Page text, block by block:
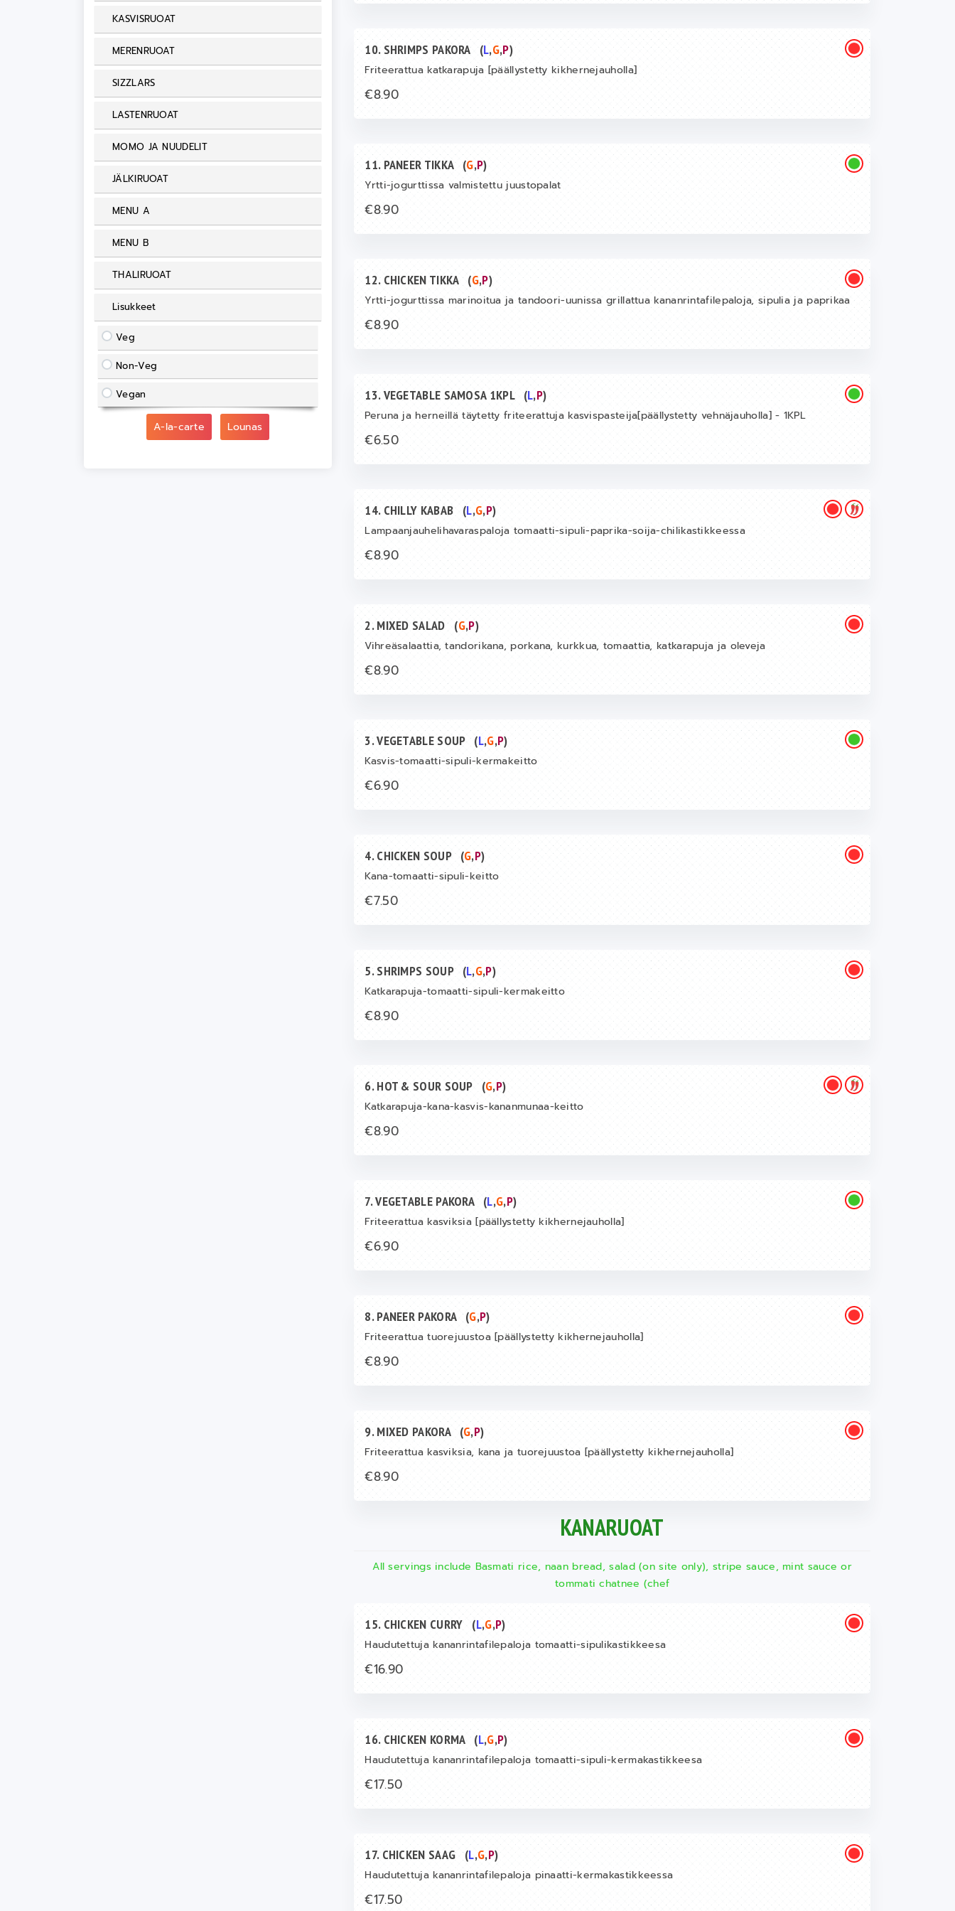
KASVISRUOAT
MERENRUOAT
SIZZLARS
LASTENRUOAT
MOMO JA NUUDELIT
JÄLKIRUOAT
MENU A
MENU B
THALIRUOAT
Lisukkeet
Veg
Non-Veg
Vegan
A-la-carte Lounas
10. SHRIMPS PAKORA(L,G,P)
Friteerattua katkarapuja [päällystetty kikhernejauholla]
€8.90
11. PANEER TIKKA(G,P)
Yrtti-jogurttissa valmistettu juustopalat
€8.90
12. CHICKEN TIKKA (G,P)
Yrtti-jogurttissa marinoitua ja tandoori-uunissa grillattua kananrintafilepaloja, sipulia ja paprikaa
€8.90
13. VEGETABLE SAMOSA 1KPL(L,P)
Peruna ja herneillä täytetty friteerattuja kasvispasteija[päällystetty vehnäjauholla] - 1KPL
€6.50
14. CHILLY KABAB(L,G,P)
Lampaanjauhelihavaraspaloja tomaatti-sipuli-paprika-soija-chilikastikkeessa
€8.90
2. MIXED SALAD (G,P)
Vihreäsalaattia, tandorikana, porkana, kurkkua, tomaattia, katkarapuja ja oleveja
€8.90
3. VEGETABLE SOUP (L,G,P)
Kasvis-tomaatti-sipuli-kermakeitto
€6.90
4. CHICKEN SOUP (G,P)
Kana-tomaatti-sipuli-keitto
€7.50
5. SHRIMPS SOUP (L,G,P)
Katkarapuja-tomaatti-sipuli-kermakeitto
€8.90
6. HOT & SOUR SOUP (G,P)
Katkarapuja-kana-kasvis-kananmunaa-keitto
€8.90
7. VEGETABLE PAKORA (L,G,P)
Friteerattua kasviksia [päällystetty kikhernejauholla]
€6.90
8. PANEER PAKORA(G,P)
Friteerattua tuorejuustoa [päällystetty kikhernejauholla]
€8.90
9. MIXED PAKORA (G,P)
Friteerattua kasviksia, kana ja tuorejuustoa [päällystetty kikhernejauholla]
€8.90
KANARUOAT
All servings include Basmati rice, naan bread, salad (on site only), stripe sauce, mint sauce or
tommati chatnee (chef
15. CHICKEN CURRY(L,G,P)
Haudutettuja kananrintafilepaloja tomaatti-sipulikastikkeesa
€16.90
16. CHICKEN KORMA (L,G,P)
Haudutettuja kananrintafilepaloja tomaatti-sipuli-kermakastikkeesa
€17.50
17. CHICKEN SAAG(L,G,P)
Haudutettuja kananrintafilepaloja pinaatti-kermakastikkeessa
€17.50